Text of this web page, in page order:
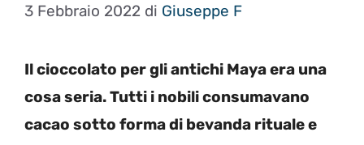
3 Febbraio 2022 di Giuseppe F
Il cioccolato per gli antichi Maya era una
cosa seria. Tutti i nobili consumavano
cacao sotto forma di bevanda rituale e